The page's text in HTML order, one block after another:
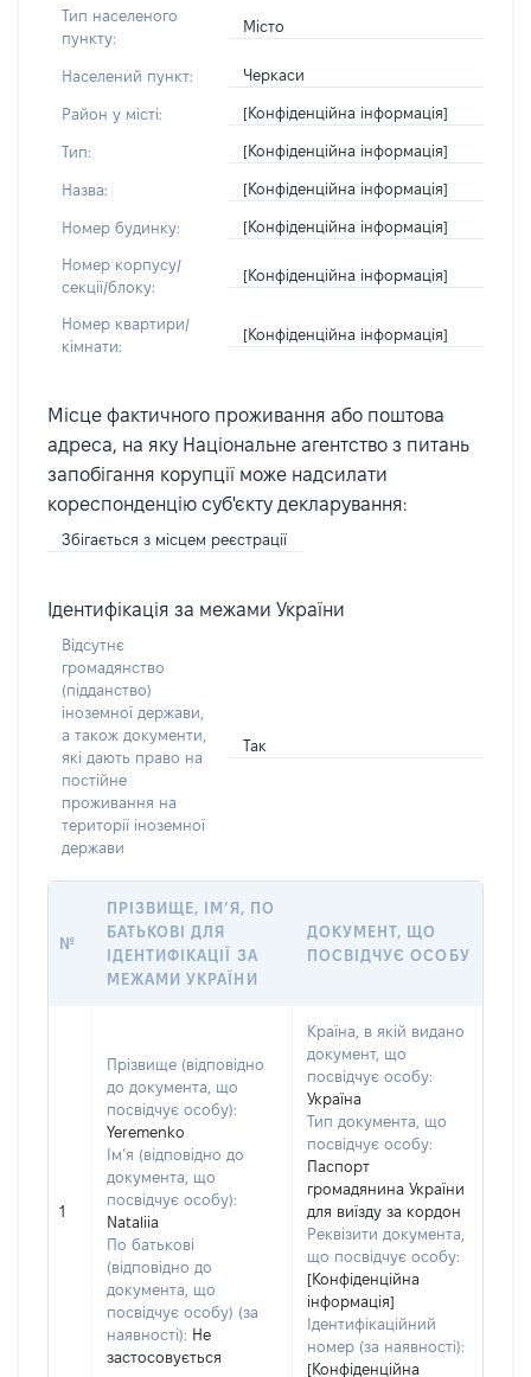
Тип населеного
пункту:
Місто
Населений пункт: Черкаси
Район у місті: [Конфіденційна інформація]
Тип: [Конфіденційна інформація]
Назва: [Конфіденційна інформація]
Номер будинку: [Конфіденційна інформація]
Номер корпусу/
секції/блоку:
[Конфіденційна інформація]
Номер квартири/
кімнати:
[Конфіденційна інформація]
Місце фактичного проживання або поштова
адреса, на яку Національне агентство з питань
запобігання корупції може надсилати
кореспонденцію суб'єкту декларування:
Збігається з місцем реєстрації
Ідентифікація за межами України
Відсутнє
громадянство
(підданство)
іноземної держави,
а також документи,
які дають право на
постійне
проживання на
території іноземної
держави
Так
№
ПРІЗВИЩЕ, ІМ’Я, ПО
БАТЬКОВІ ДЛЯ
ІДЕНТИФІКАЦІЇ ЗА
МЕЖАМИ УКРАЇНИ
ДОКУМЕНТ, ЩО
ПОСВІДЧУЄ ОСОБУ
1
Прізвище (відповідно
до документа, що
посвідчує особу):
Yeremenko
Ім’я (відповідно до
документа, що
посвідчує особу):
Nataliia
По батькові
(відповідно до
документа, що
посвідчує особу) (за
наявності): Не
застосовується
Країна, в якій видано
документ, що
посвідчує особу:
Україна
Тип документа, що
посвідчує особу:
Паспорт
громадянина України
для виїзду за кордон
Реквізити документа,
що посвідчує особу:
[Конфіденційна
інформація]
Ідентифікаційний
номер (за наявності):
[Конфіденційна